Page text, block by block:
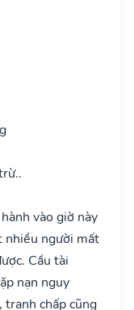
vào giờ này
nhiều người mất
Cầu tài
nạn nguy
chấp cũng